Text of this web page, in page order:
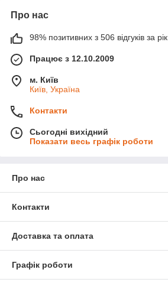
Про нас
98% позитивних з 506 відгуків за рік
Працює з 12.10.2009
м. Київ
Київ, Україна
Контакти
Сьогодні вихідний
Показати весь графік роботи
Про нас
Контакти
Доставка та оплата
Графік роботи